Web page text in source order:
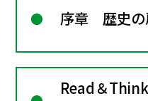
序章 歴史の
Read＆